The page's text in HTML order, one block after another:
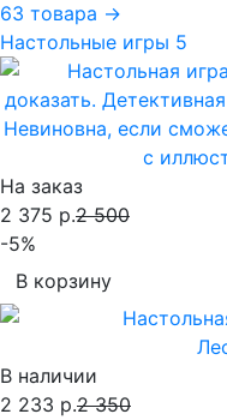
63 товара →
Настольные игры 5
Невиновна, если
с
На заказ
2 375 р.2 500
-5%
В корзину
В наличии
2 233 р.2 350